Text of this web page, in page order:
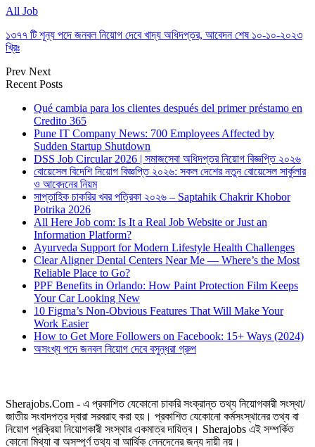
All Job
১৩৭৭ টি শূন্য পদে জনবল নিয়োগ দেবে খাদ্য অধিদপ্তর, আবেদন শেষ ১০-১০-২০২৩
খ্রিঃ
Prev Next
Recent Posts
Qué cambia para los clientes después del primer préstamo en
Credito 365
Pune IT Company News: 700 Employees Affected by
Sudden Startup Shutdown
DSS Job Circular 2026 | সমাজসেবা অধিদপ্তর নিয়োগ বিজ্ঞপ্তি ২০২৬
বোয়েসেল বিদেশি নিয়োগ বিজ্ঞপ্তি ২০২৬: সকল দেশের নতুন বোয়েসেল সার্কুলার
ও আবেদনের নিয়ম
সাপ্তাহিক চাকরির খবর পত্রিকা ২০২৬ – Saptahik Chakrir Khobor
Potrika 2026
All Here Job com: Is It a Real Job Website or Just an
Information Platform?
Ayurveda Support for Modern Lifestyle Health Challenges
Clear Aligner Dental Centers Near Me — Where’s the Most
Reliable Place to Go?
PPF Benefits in Orlando: How Paint Protection Film Keeps
Your Car Looking New
10 Figma’s Non-Obvious Features That Will Make Your
Work Easier
How to Get More Followers on Facebook: 15+ Ways (2024)
অসংখ্য পদে জনবল নিয়োগ দেবে বসুন্ধরা গ্রুপ
Sherajobs.Com - এ প্রকাশিত যেকোনো চাকরি সংক্রান্ত তথ্য নিয়োগকারী সংস্থা/
জাতীয় সংবাদপত্র দ্বারা সরবরাহ করা হয়। প্রকাশিত যেকোনো কর্মসংস্থানের তথ্য বা
নিয়োগ প্রক্রিয়া নিয়োগকারী সংস্থার একমাত্র দায়িত্ব। Sherajobs এই সম্পর্কিত
কোনো মিথ্যা বা অসম্পূর্ণ তথ্য বা আর্থিক লেনদেনের জন্য দায়ী নয়।